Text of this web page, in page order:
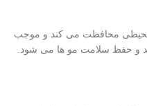
محیطی محافظت می کند و موجب